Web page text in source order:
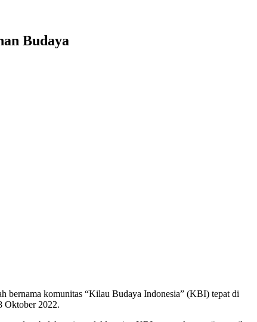
Budaya
bernama komunitas “Kilau Budaya Indonesia” (KBI) tepat di
Oktober 2022.